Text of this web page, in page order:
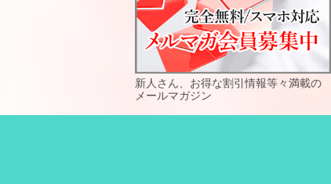
新人さん、お得な割引情報等々満載の
メールマガジン